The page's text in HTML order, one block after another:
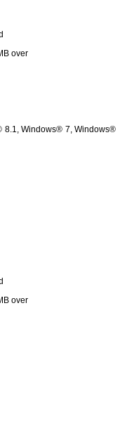
over
8.1, Windows® 7, Windows®
over